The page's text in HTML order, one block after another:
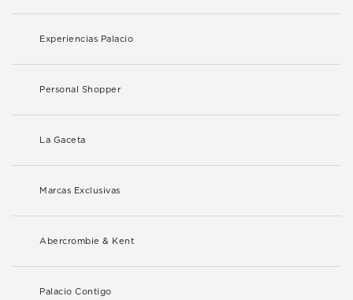
Experiencias Palacio
Personal Shopper
La Gaceta
Marcas Exclusivas
Abercrombie & Kent
Palacio Contigo